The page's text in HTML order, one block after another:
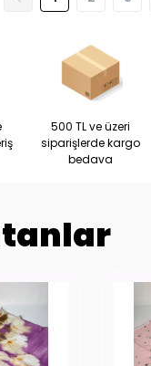
500 TL ve üzeri
siparişlerde kargo
bedava